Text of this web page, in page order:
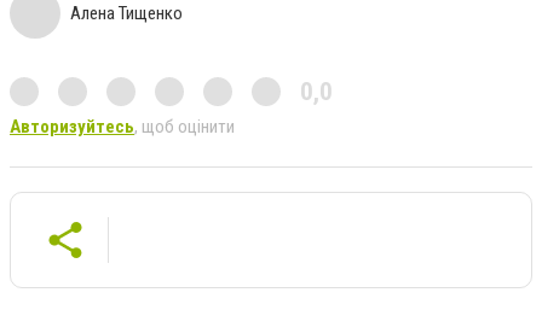
Алена Тищенко
0,0
Авторизуйтесь, щоб оцінити